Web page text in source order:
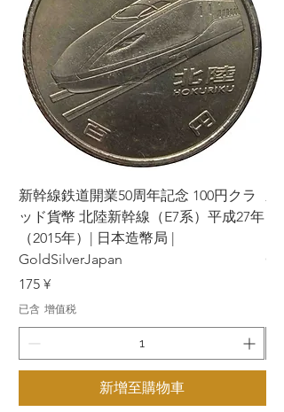
新幹線鉄道開業50周年記念 100円クラ
ッド貨幣 北陸新幹線（E7系）平成27年
（2015年）| 日本造幣局 |
GoldSilverJapan
價格
175 ¥
已含 增值税
新增至購物車